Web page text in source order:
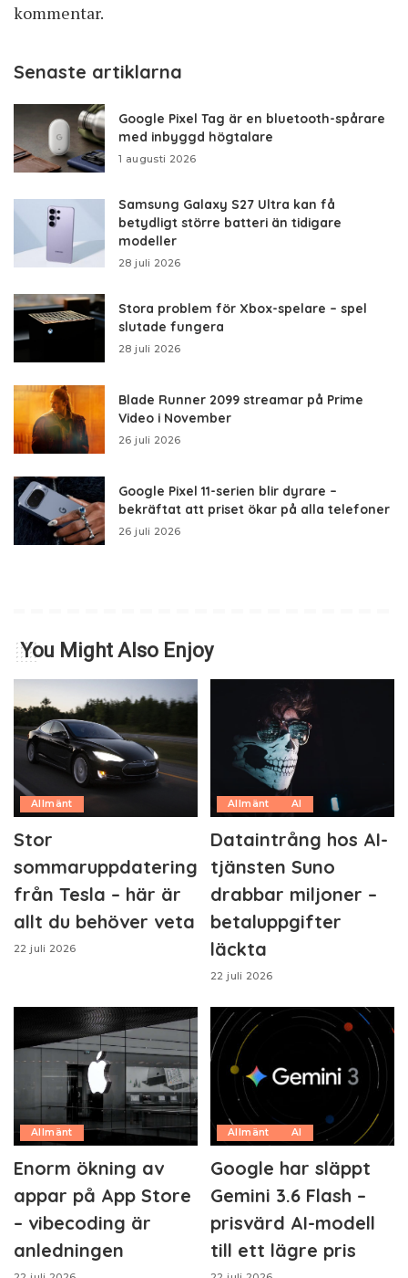
kommentar.
Senaste artiklarna
Google Pixel Tag är en bluetooth-spårare
med inbyggd högtalare
1 augusti 2026
Samsung Galaxy S27 Ultra kan få
betydligt större batteri än tidigare
modeller
28 juli 2026
Stora problem för Xbox-spelare – spel
slutade fungera
28 juli 2026
Blade Runner 2099 streamar på Prime
Video i November
26 juli 2026
Google Pixel 11-serien blir dyrare –
bekräftat att priset ökar på alla telefoner
26 juli 2026
You Might Also Enjoy
Allmänt
Stor
sommaruppdatering
från Tesla – här är
allt du behöver veta
22 juli 2026
Allmänt AI
Dataintrång hos AI-
tjänsten Suno
drabbar miljoner –
betaluppgifter
läckta
22 juli 2026
Allmänt
Enorm ökning av
appar på App Store
– vibecoding är
anledningen
Allmänt AI
Google har släppt
Gemini 3.6 Flash –
prisvärd AI-modell
till ett lägre pris